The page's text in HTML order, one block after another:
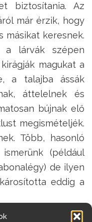
biztosítania. Az
már érzik, hogy
másikat keresnek.
a lárvák szépen
magukat a
a talajba ássák
áttelelnek és
bújnak elő
megismételjék.
Több, hasonló
(például
de ilyen
eddig a